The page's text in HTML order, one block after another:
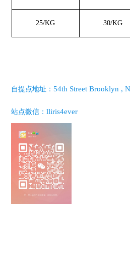
25/KG 30/KG
自提点地址：54th Street Brooklyn ,
站点微信：lliris4ever